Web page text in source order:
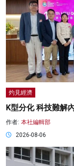
灼見經濟
K型分化 科技難解
作者: 本社編輯部
2026-08-06